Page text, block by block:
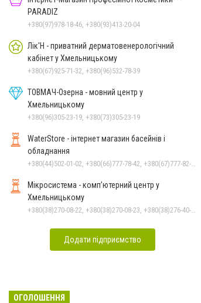
PARADIZ
+380(97)978-18-46, +380(93)413-20-04
Лік'Н - приватний дерматовенерологічний
кабінет у Хмельницькому
+380(67)925-71-32, +380(96)532-78-39
ТОВМАЧ-Озерна - мовний центр у
Хмельницькому
+380(96)305-23-19, +380(73)305-23-19
WaterStore - інтернет магазин басейнів і
обладнання
+380(44)502-01-02, +380(66)777-78-42, +380(67)777-82-19, +380(67)890-80-80, +380(73)890-80-80, +380(44)502-01-03
Мікросистема - комп’ютерний центр у
Хмельницькому
+380(38)270-08-22, +380(38)270-08-23, +380(38)276-40-56, +380(38)265-10-45
Додати підприємство
ОГОЛОШЕННЯ